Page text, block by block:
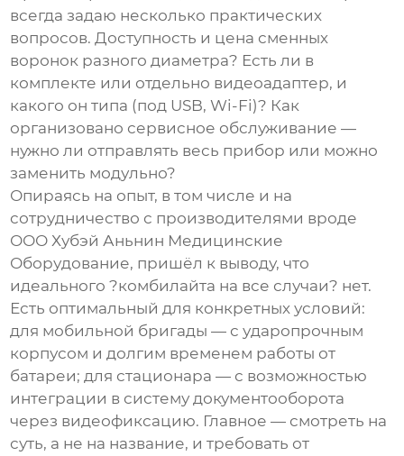
всегда задаю несколько практических
вопросов. Доступность и цена сменных
воронок разного диаметра? Есть ли в
комплекте или отдельно видеоадаптер, и
какого он типа (под USB, Wi-Fi)? Как
организовано сервисное обслуживание —
нужно ли отправлять весь прибор или можно
заменить модульно?
Опираясь на опыт, в том числе и на
сотрудничество с производителями вроде
ООО Хубэй Аньнин Медицинские
Оборудование, пришёл к выводу, что
идеального ?комбилайта на все случаи? нет.
Есть оптимальный для конкретных условий:
для мобильной бригады — с ударопрочным
корпусом и долгим временем работы от
батареи; для стационара — с возможностью
интеграции в систему документооборота
через видеофиксацию. Главное — смотреть на
суть, а не на название, и требовать от